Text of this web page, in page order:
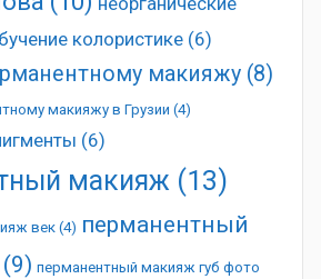
колористике (6)
макияжу (8)
макияжу в Грузии (4)
(6)
макияж (13)
век (4) перманентный
(9) перманентный макияж губ фото